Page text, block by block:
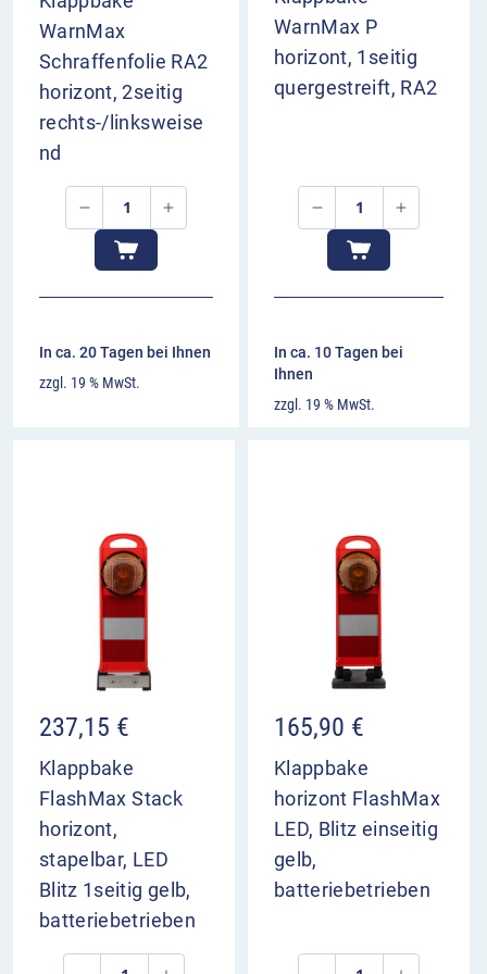
liegen. So werden starke Beschädigungen sowohl
an der Bake selbst als auch an der Umgebung
vermieden.
WarnMax
Schraffenfolie RA2
horizont, 2seitig
rechts-/linksweise
nd
In ca. 20 Tagen bei Ihnen
zzgl. 19 % MwSt.
WarnMax P
horizont, 1seitig
quergestreift, RA2
In ca. 10 Tagen bei
Ihnen
zzgl. 19 % MwSt.
237,15 €
Klappbake
FlashMax Stack
horizont,
stapelbar, LED
Blitz 1seitig gelb,
batteriebetrieben
165,90 €
Klappbake
horizont FlashMax
LED, Blitz einseitig
gelb,
batteriebetrieben